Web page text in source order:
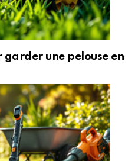
garder une pelouse en